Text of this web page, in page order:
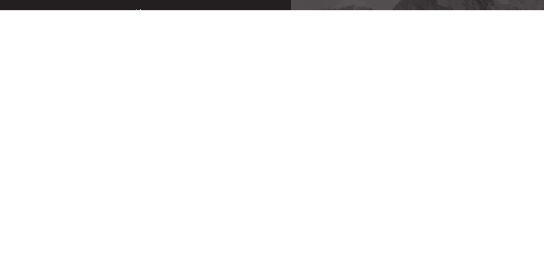
за връщане
Често задавани въпроси